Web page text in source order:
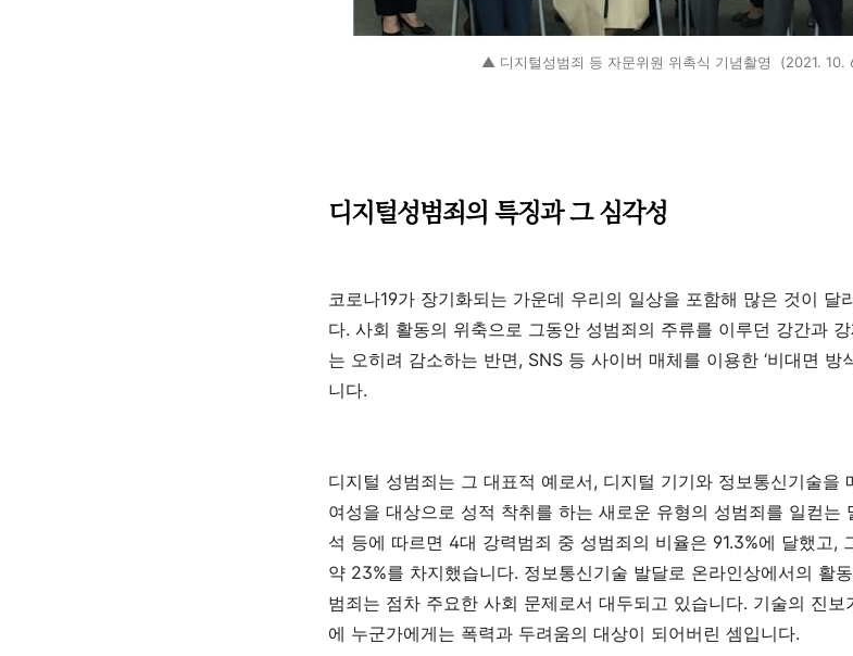
▲ 디지털성범죄 등 자문위원 위촉식 기념촬영 (2021. 10.
디지털성범죄의 특징과 그 심각성
코로나19가 장기화되는 가운데 우리의 일상을 포함해 많은 것이 달
다. 사회 활동의 위축으로 그동안 성범죄의 주류를 이루던 강간과
는 오히려 감소하는 반면, SNS 등 사이버 매체를 이용한 ‘비대면 방
니다.
디지털 성범죄는 그 대표적 예로서, 디지털 기기와 정보통신기술을
여성을 대상으로 성적 착취를 하는 새로운 유형의 성범죄를 일컫는
석 등에 따르면 4대 강력범죄 중 성범죄의 비율은 91.3%에 달했고,
약 23%를 차지했습니다. 정보통신기술 발달로 온라인상에서의 활
범죄는 점차 주요한 사회 문제로서 대두되고 있습니다. 기술의 진보
에 누군가에게는 폭력과 두려움의 대상이 되어버린 셈입니다.